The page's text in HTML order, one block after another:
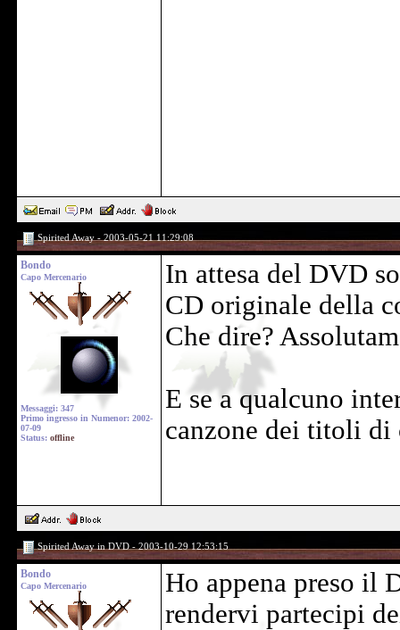
Spirited Away - 2003-05-21 11:29:08
Bondo
Capo Mercenario
Messaggi: 347
Primo ingresso in Numenor: 2002-
07-09
Status: offline
In attesa del DVD
CD originale della
Che dire?
E se a qualcuno
canzone dei titoli di
Spirited Away in DVD - 2003-10-29 12:53:15
Bondo
Capo Mercenario
Ho appena preso
rendervi partecipi